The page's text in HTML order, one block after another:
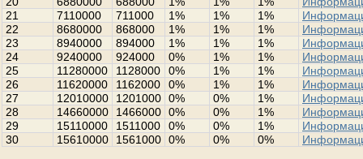
21
7110000 711000 1% 1% 1%
22
8680000 868000 1% 1% 1%
23
8940000 894000 1% 1% 1%
24
9240000 924000 0% 1% 1%
25
11280000 1128000 0% 1% 1%
26
11620000 1162000 0% 1% 1%
27
12010000 1201000 0% 0% 1%
28
14660000 1466000 0% 0% 1%
29
15110000 1511000 0% 0% 1%
30
15610000 1561000 0% 0% 0%